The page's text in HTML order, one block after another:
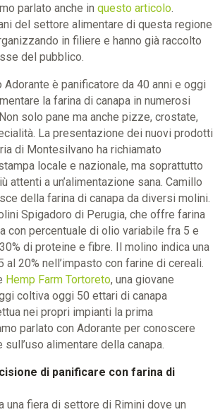
parlato anche in questo articolo.
del settore alimentare di questa regione
in filiere e hanno già raccolto
del pubblico.
Adorante è panificatore da 40 anni e oggi
la farina di canapa in numerosi
solo pane ma anche pizze, crostate,
La presentazione dei nuovi prodotti
di Montesilvano ha richiamato
locale e nazionale, ma soprattutto
attenti a un’alimentazione sana. Camillo
della farina di canapa da diversi molini.
Spigadoro di Perugia, che offre farina
con percentuale di olio variabile fra 5 e
di proteine e fibre. Il molino indica una
al 20% nell’impasto con farine di cereali.
Hemp Farm Tortoreto, una giovane
coltiva oggi 50 ettari di canapa
nei propri impianti la prima
parlato con Adorante per conoscere
alimentare della canapa.
di panificare con farina di
una fiera di settore di Rimini dove un